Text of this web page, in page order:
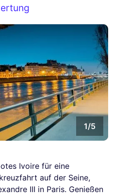
1/5
Ivoire für eine
auf der Seine,
III in Paris. Genießen